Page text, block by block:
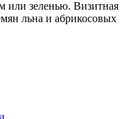
или зеленью. Визитная
льна и абрикосовых